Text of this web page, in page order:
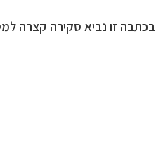
בכתבה זו נביא סקירה קצרה